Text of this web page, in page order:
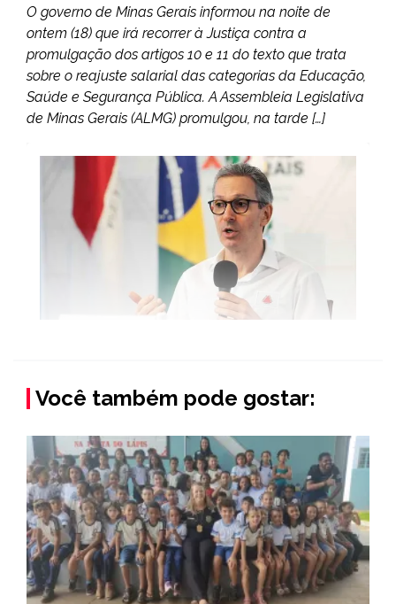
O governo de Minas Gerais informou na noite de
ontem (18) que irá recorrer à Justiça contra a
promulgação dos artigos 10 e 11 do texto que trata
sobre o reajuste salarial das categorias da Educação,
Saúde e Segurança Pública. A Assembleia Legislativa
de Minas Gerais (ALMG) promulgou, na tarde […]
Você também pode gostar: